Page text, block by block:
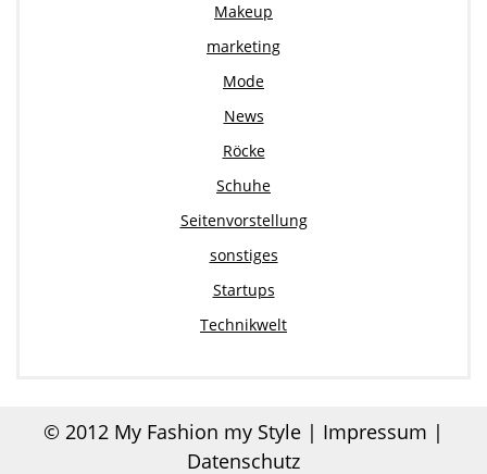
Makeup
marketing
Mode
News
Röcke
Schuhe
Seitenvorstellung
sonstiges
Startups
Technikwelt
© 2012 My Fashion my Style | Impressum |
Datenschutz